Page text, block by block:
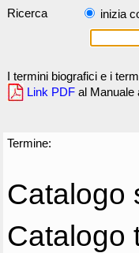
Ricerca inizia
I termini biografici e i
Link PDF al Manuale
Termine:
Catalogo
Catalogo